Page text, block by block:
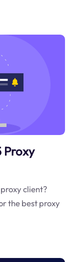
Proxy
client?
the best proxy